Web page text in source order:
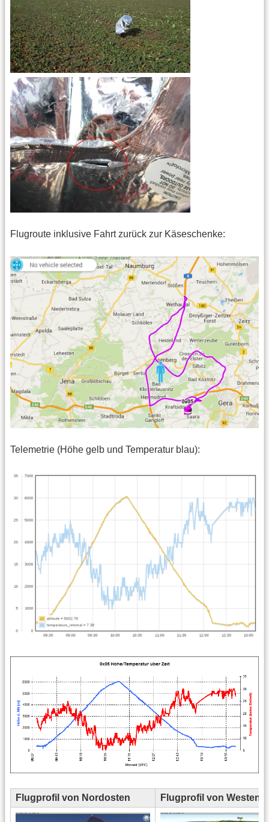
Flugroute inklusive Fahrt zurück zur Käseschenke:
Telemetrie (Höhe gelb und Temperatur blau):
Flugprofil von Nordosten Flugprofil von Westen